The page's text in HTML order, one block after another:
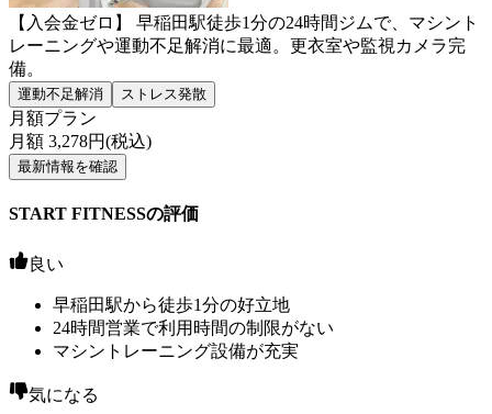
【入会金ゼロ】 早稲田駅徒歩1分の24時間ジムで、マシント
レーニングや運動不足解消に最適。更衣室や監視カメラ完
備。
運動不足解消 ストレス発散
月額プラン
月額 3,278円(税込)
最新情報を確認
START FITNESSの評価
良い
早稲田駅から徒歩1分の好立地
24時間営業で利用時間の制限がない
マシントレーニング設備が充実
気になる